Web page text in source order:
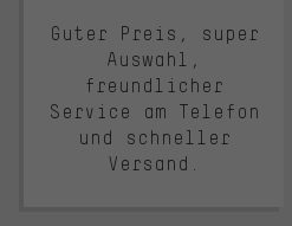
Guter Preis, super
Auswahl,
freundlicher
Service am Telefon
und schneller
Versand.